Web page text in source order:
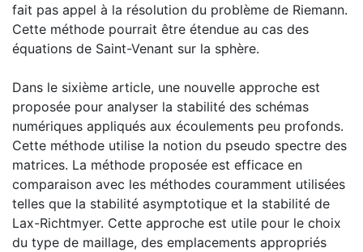
fait pas appel à la résolution du problème de Riemann.
Cette méthode pourrait être étendue au cas des
équations de Saint-Venant sur la sphère.
Dans le sixième article, une nouvelle approche est
proposée pour analyser la stabilité des schémas
numériques appliqués aux écoulements peu profonds.
Cette méthode utilise la notion du pseudo spectre des
matrices. La méthode proposée est efficace en
comparaison avec les méthodes couramment utilisées
telles que la stabilité asymptotique et la stabilité de
Lax-Richtmyer. Cette approche est utile pour le choix
du type de maillage, des emplacements appropriés